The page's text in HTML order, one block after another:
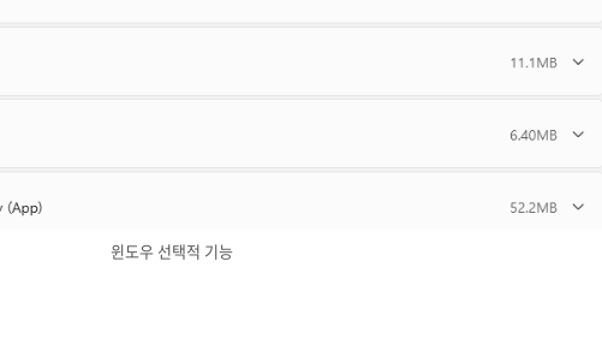
윈도우 선택적 기능